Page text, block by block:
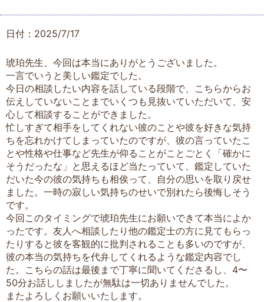
日付：2025/7/17
琥珀先生、今回は本当にありがとうございました。
一言でいうと美しい鑑定でした。
今日の相談したい内容を話している段階で、こちらからお
伝えしていないことまでいくつも見抜いていただいて、安
心して相談することができました。
忙しすぎて相手をしてくれない彼のことや彼を好きな気持
ちを忘れかけてしまっていたのですが、彼の言っていたこ
とや性格や仕事など先生が仰ることがことごとく「確かに
そうだったな」と思えるほど当たっていて、鑑定していた
だいた今の彼の気持ちも相俟って、自分の思いを取り戻せ
ました。一時の寂しい気持ちのせいで別れたら後悔しそう
です。
今回このタイミングで琥珀先生にお願いできて本当によか
ったです。友人へ相談したり他の鑑定士の方に見てもらっ
たりすると彼を客観的に批判されることも多いのですが、
彼の本当の気持ちを代弁してくれるような鑑定内容でし
た。こちらの話は最後まで丁寧に聞いてくださるし、4〜
50分お話ししましたが無駄は一切ありませんでした。
またよろしくお願いいたします。